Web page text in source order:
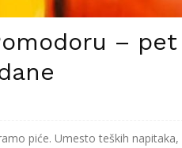
– pet
piće. Umesto teških napitaka,